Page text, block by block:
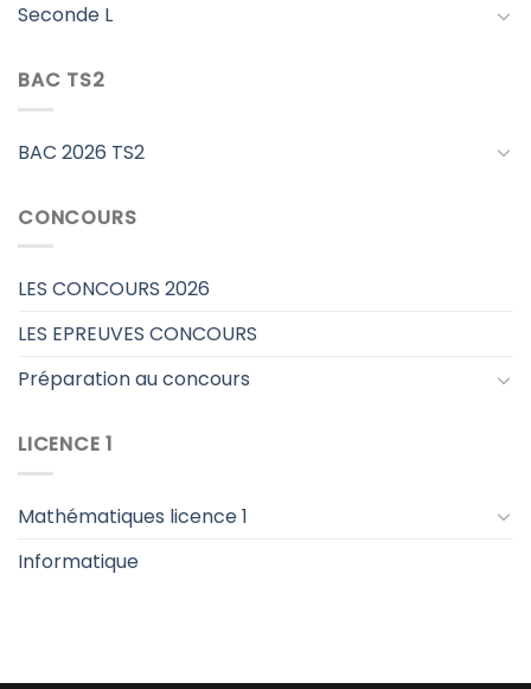
Seconde L
BAC TS2
BAC 2026 TS2
CONCOURS
LES CONCOURS 2026
LES EPREUVES CONCOURS
Préparation au concours
LICENCE 1
Mathématiques licence 1
Informatique